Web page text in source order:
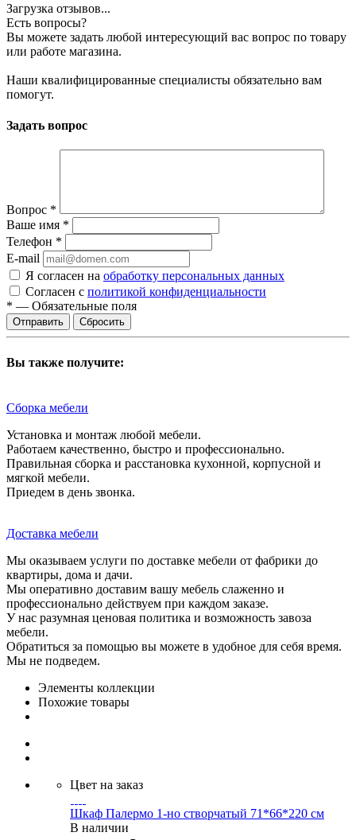
Загрузка отзывов...
Есть вопросы?
Вы можете задать любой интересующий вас вопрос по товару
или работе магазина.
Наши квалифицированные специалисты обязательно вам
помогут.
Задать вопрос
Вопрос *
Ваше имя *
Телефон *
E-mail
Я согласен на обработку персональных данных
Согласен с политикой конфиденциальности
* — Обязательные поля
Сбросить
Вы также получите:
Сборка мебели
Установка и монтаж любой мебели.
Работаем качественно, быстро и профессионально.
Правильная сборка и расстановка кухонной, корпусной и
мягкой мебели.
Приедем в день звонка.
Доставка мебели
Мы оказываем услуги по доставке мебели от фабрики до
квартиры, дома и дачи.
Мы оперативно доставим вашу мебель слаженно и
профессионально действуем при каждом заказе.
У нас разумная ценовая политика и возможность завоза
мебели.
Обратиться за помощью вы можете в удобное для себя время.
Мы не подведем.
Элементы коллекции
Похожие товары
Цвет на заказ
Шкаф Палермо 1-но створчатый 71*66*220 см
В наличии